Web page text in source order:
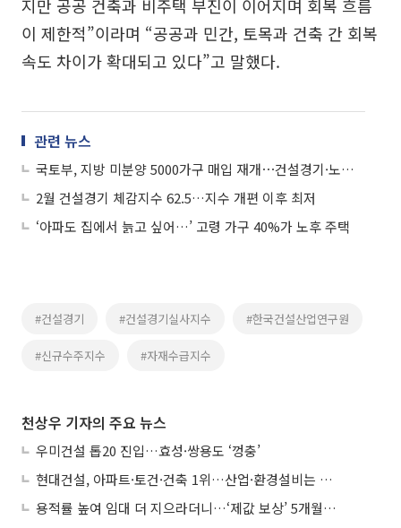
지만 공공 건축과 비주택 부진이 이어지며 회복 흐름
이 제한적”이라며 “공공과 민간, 토목과 건축 간 회복
속도 차이가 확대되고 있다”고 말했다.
관련 뉴스
국토부, 지방 미분양 5000가구 매입 재개⋯건설경기·노동자 주거 ‘투트랙’ 지원
2월 건설경기 체감지수 62.5…지수 개편 이후 최저
‘아파도 집에서 늙고 싶어…’ 고령 가구 40%가 노후 주택
#건설경기 #건설경기실사지수 #한국건설산업연구원
#신규수주지수 #자재수급지수
천상우 기자의 주요 뉴스
우미건설 톱20 진입…효성·쌍용도 ‘껑충’
현대건설, 아파트·토건·건축 1위…산업·환경설비는 삼성E&A
용적률 높여 임대 더 지으라더니…‘제값 보상’ 5개월째 국회에 발목